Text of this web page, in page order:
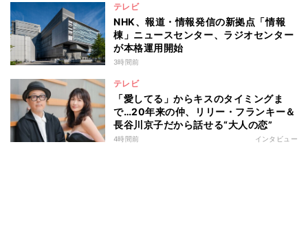
テレビ
NHK、報道・情報発信の新拠点「情報
棟」ニュースセンター、ラジオセンター
が本格運用開始
3時間前
テレビ
「愛してる」からキスのタイミングま
で…20年来の仲、リリー・フランキー＆
長谷川京子だから話せる“大人の恋”
4時間前 インタビュー